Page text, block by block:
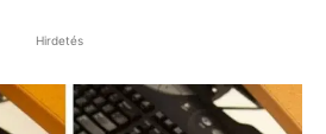
Hirdetés